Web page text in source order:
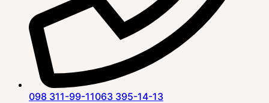
098 311-99-11063 395-14-13